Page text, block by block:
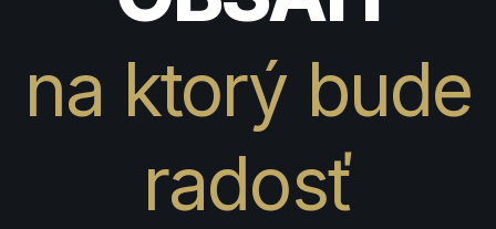
na ktorý bude
radosť